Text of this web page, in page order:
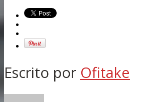
Escrito por Ofitake